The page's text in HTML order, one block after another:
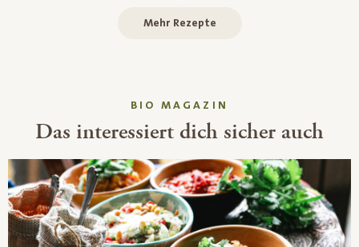
Mehr Rezepte
BIO MAGAZIN
Das interessiert dich sicher auch